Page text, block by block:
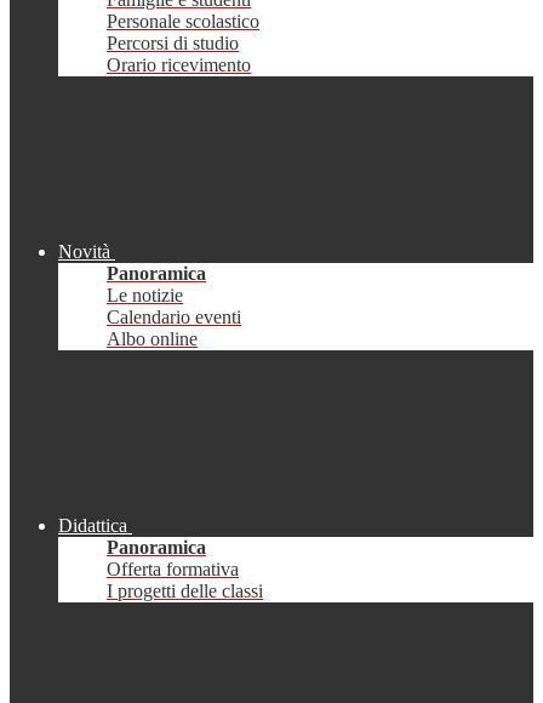
Personale scolastico
Percorsi di studio
Orario ricevimento
Novità
Panoramica
Le notizie
Calendario eventi
Albo online
Didattica
Panoramica
Offerta formativa
I progetti delle classi